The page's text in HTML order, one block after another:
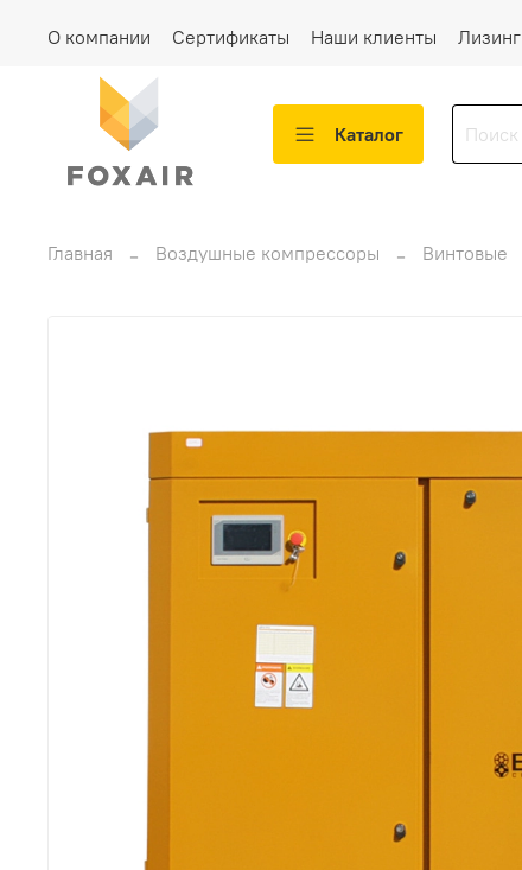
О компании Сертификаты Наши клиенты Лизинг
Каталог
Главная Воздушные компрессоры Винтовые